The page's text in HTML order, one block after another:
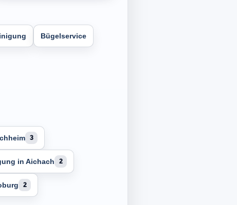
Bügelservice
3
in Aichach 2
2